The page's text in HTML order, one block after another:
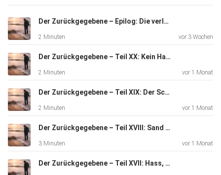
dorthin
zurückzugeben, wohin er gehört.
Hinweis: Diese Sprachaufnahme wurde mit
Bild
wurde mit Unterstützung Künstlicher Intelligenz generiert.
Der Zurückgegebene – Epilog: Die verlorenen Jahre
2 Minuten vor 3 Wochen
Der Zurückgegebene – Teil XX: Kein Happy End
2 Minuten vor 1 Monat
Der Zurückgegebene – Teil XIX: Der Schlussstrich
2 Minuten vor 1 Monat
Der Zurückgegebene – Teil XVIII: Sand und Felsen
3 Minuten vor 1 Monat
Der Zurückgegebene – Teil XVII: Hass, Liebe, Leere